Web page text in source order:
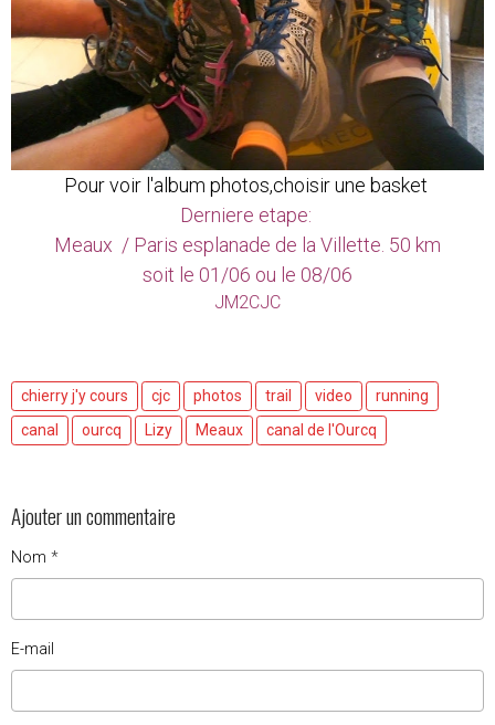
Pour voir l'album photos,choisir une basket
Derniere etape:
Meaux / Paris esplanade de la Villette. 50 km
soit le 01/06 ou le 08/06
JM2CJC
chierry j'y cours cjc photos trail video
running
canal
ourcq Lizy Meaux canal de l'Ourcq
Ajouter un commentaire
Nom
E-mail